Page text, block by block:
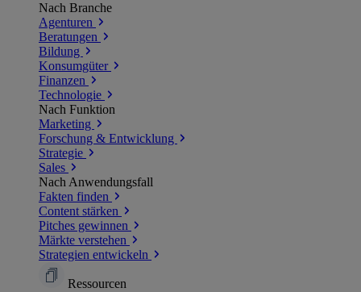
Nach Branche
Agenturen
Beratungen
Bildung
Konsumgüter
Finanzen
Technologie
Nach Funktion
Marketing
Forschung & Entwicklung
Strategie
Sales
Nach Anwendungsfall
Fakten finden
Content stärken
Pitches gewinnen
Märkte verstehen
Strategien entwickeln
Ressourcen